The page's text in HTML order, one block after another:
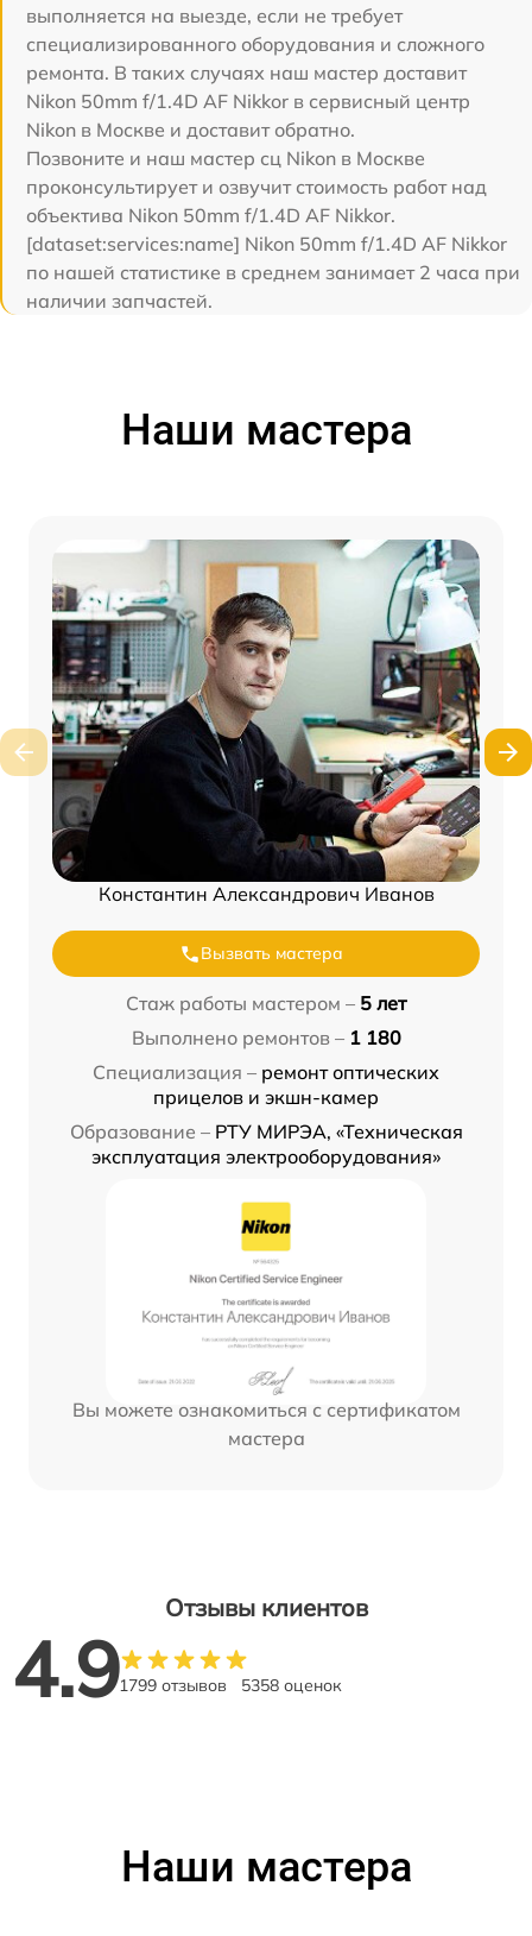
выполняется на выезде, если не требует
специализированного оборудования и сложного
ремонта. В таких случаях наш мастер доставит
Nikon 50mm f/1.4D AF Nikkor в сервисный центр
Nikon в Москве и доставит обратно.
Позвоните и наш мастер сц Nikon в Москве
проконсультирует и озвучит стоимость работ над
объектива Nikon 50mm f/1.4D AF Nikkor.
[dataset:services:name] Nikon 50mm f/1.4D AF Nikkor
по нашей статистике в среднем занимает 2 часа при
наличии запчастей.
Наши мастера
Константин Александрович Иванов
Вызвать мастера
Стаж работы мастером – 5 лет
Выполнено ремонтов – 1 180
Специализация – ремонт оптических
прицелов и экшн-камер
Образование – РТУ МИРЭА, «Техническая
эксплуатация электрооборудования»
Вы можете ознакомиться с сертификатом
мастера
Отзывы клиентов
4.91799 отзывов 5358 оценок
Наши мастера